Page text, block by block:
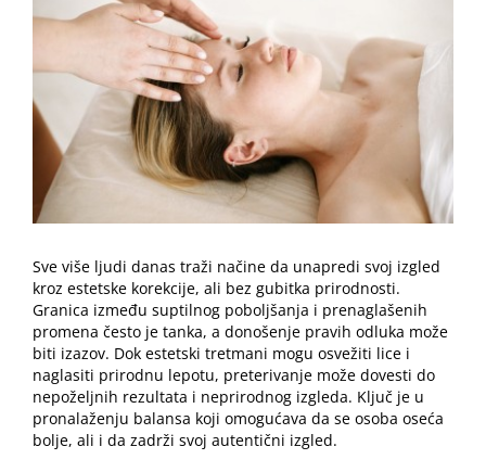
Sve više ljudi danas traži načine da unapredi svoj izgled
kroz estetske korekcije, ali bez gubitka prirodnosti.
Granica između suptilnog poboljšanja i prenaglašenih
promena često je tanka, a donošenje pravih odluka može
biti izazov. Dok estetski tretmani mogu osvežiti lice i
naglasiti prirodnu lepotu, preterivanje može dovesti do
nepoželjnih rezultata i neprirodnog izgleda. Ključ je u
pronalaženju balansa koji omogućava da se osoba oseća
bolje, ali i da zadrži svoj autentični izgled.